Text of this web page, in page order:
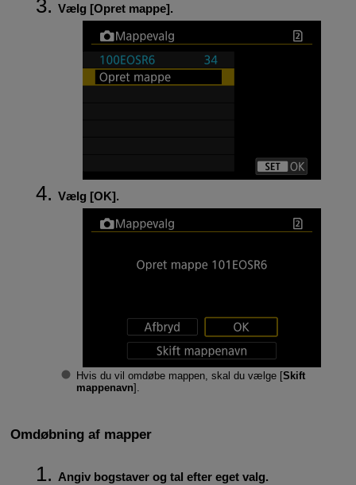
Vælg [Opret mappe].
Vælg [OK].
Hvis du vil omdøbe mappen, skal du vælge [Skift
mappenavn].
Omdøbning af mapper
Angiv bogstaver og tal efter eget valg.